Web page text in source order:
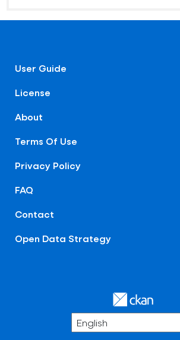
User Guide
License
About
Terms Of Use
Privacy Policy
FAQ
Contact
Open Data Strategy